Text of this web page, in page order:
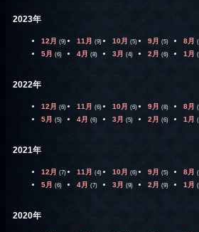
2023年
12月 (9) 11月 (9) 10月 (5) 9月 (5) 8月
5月 (6) 4月 (8) 3月 (4) 2月 (6) 1月
2022年
12月 (6) 11月 (6) 10月 (6) 9月 (8) 8月
5月 (5) 4月 (6) 3月 (5) 2月 (6) 1月
2021年
12月 (7) 11月 (4) 10月 (6) 9月 (5) 8月
5月 (6) 4月 (7) 3月 (9) 2月 (9) 1月
2020年